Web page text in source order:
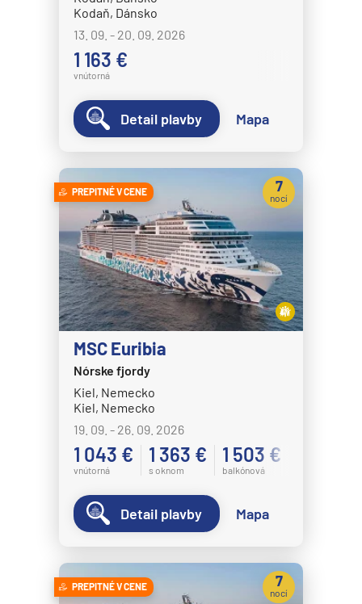
Kodaň, Dánsko
13. 09. - 20. 09. 2026
1 163 €
vnútorná
Detail plavby Mapa
PREPITNÉ V CENE
MSC Euribia
Nórske fjordy
Kiel, Nemecko
Kiel, Nemecko
19. 09. - 26. 09. 2026
1 043 €
vnútorná
1 363 €
s oknom
1 503 €
balkónová
7
nocí
Detail plavby Mapa
PREPITNÉ V CENE 7
nocí